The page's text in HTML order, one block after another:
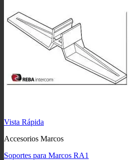
Vista Rápida
Accesorios Marcos
Soportes para Marcos RA1